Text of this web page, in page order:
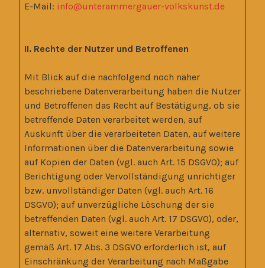
E-Mail: info@unterammergauer-volkskunst.de
II. Rechte der Nutzer und Betroffenen
Mit Blick auf die nachfolgend noch näher
beschriebene Datenverarbeitung haben die Nutzer
und Betroffenen das Recht auf Bestätigung, ob sie
betreffende Daten verarbeitet werden, auf
Auskunft über die verarbeiteten Daten, auf weitere
Informationen über die Datenverarbeitung sowie
auf Kopien der Daten (vgl. auch Art. 15 DSGVO); auf
Berichtigung oder Vervollständigung unrichtiger
bzw. unvollständiger Daten (vgl. auch Art. 16
DSGVO); auf unverzügliche Löschung der sie
betreffenden Daten (vgl. auch Art. 17 DSGVO), oder,
alternativ, soweit eine weitere Verarbeitung
gemäß Art. 17 Abs. 3 DSGVO erforderlich ist, auf
Einschränkung der Verarbeitung nach Maßgabe